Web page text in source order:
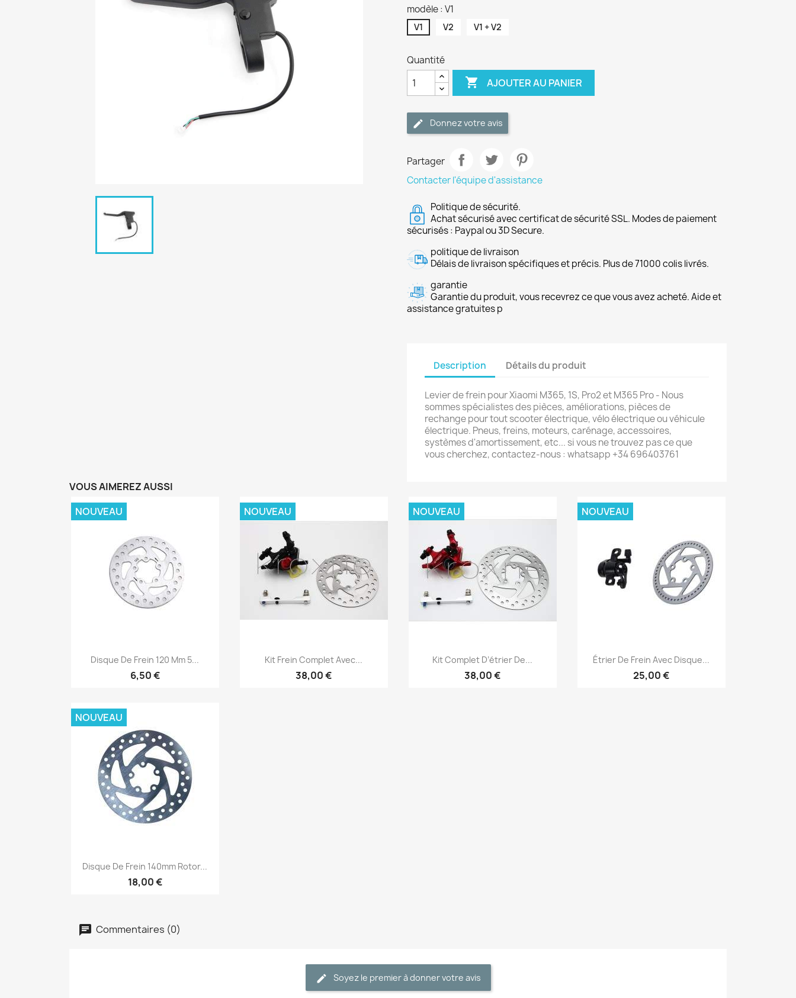
modèle : V1
V1 V2 V1 + V2
Quantité
 AJOUTER AU PANIER
Donnez votre avis
Partager
Contacter l'équipe d'assistance
Politique de sécurité.
Achat sécurisé avec certificat de sécurité SSL. Modes de paiement
sécurisés : Paypal ou 3D Secure.
politique de livraison
Délais de livraison spécifiques et précis. Plus de 71000 colis livrés.
garantie
Garantie du produit, vous recevrez ce que vous avez acheté. Aide et
assistance gratuites p
Description Détails du produit
Levier de frein pour Xiaomi M365, 1S, Pro2 et M365 Pro - Nous
sommes spécialistes des pièces, améliorations, pièces de
rechange pour tout scooter électrique, vélo électrique ou véhicule
électrique. Pneus, freins, moteurs, carénage, accessoires,
systèmes d'amortissement, etc... si vous ne trouvez pas ce que
vous cherchez, contactez-nous : whatsapp +34 696403761
VOUS AIMEREZ AUSSI
 Aperçu rapide
Disque De Frein 120 Mm 5...
6,50 €
NOUVEAU
Aperçu rapide
Kit Frein Complet Avec...
38,00 €
NOUVEAU
Aperçu rapide
Kit Complet D’étrier De...
38,00 €
NOUVEAU
Aperçu rapide
Étrier De Frein Avec Disque...
25,00 €
NOUVEAU
Aperçu rapide
Disque De Frein 140mm Rotor...
18,00 €
NOUVEAU
Commentaires (0)
Soyez le premier à donner votre avis